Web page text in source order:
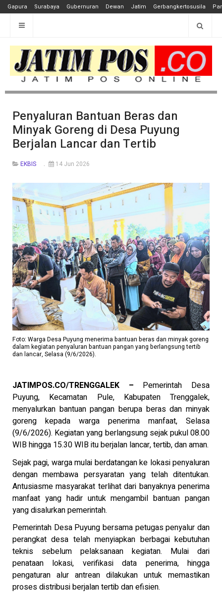
Gapura Surabaya Gubernuran Dewan Jatim Gerbangkertosusila
Penyaluran Bantuan Beras dan
Minyak Goreng di Desa Puyung
Berjalan Lancar dan Tertib
EKBIS 14 Jun 2026
Foto: Warga Desa Puyung menerima bantuan beras dan minyak goreng
dalam kegiatan penyaluran bantuan pangan yang berlangsung tertib
dan lancar, Selasa (9/6/2026).
JATIMPOS.CO/TRENGGALEK – Pemerintah Desa
Puyung, Kecamatan Pule, Kabupaten Trenggalek,
menyalurkan bantuan pangan berupa beras dan minyak
goreng kepada warga penerima manfaat, Selasa
(9/6/2026). Kegiatan yang berlangsung sejak pukul 08.00
WIB hingga 15.30 WIB itu berjalan lancar, tertib, dan aman.
Sejak pagi, warga mulai berdatangan ke lokasi penyaluran
dengan membawa persyaratan yang telah ditentukan.
Antusiasme masyarakat terlihat dari banyaknya penerima
manfaat yang hadir untuk mengambil bantuan pangan
yang disalurkan pemerintah.
Pemerintah Desa Puyung bersama petugas penyalur dan
perangkat desa telah menyiapkan berbagai kebutuhan
teknis sebelum pelaksanaan kegiatan. Mulai dari
penataan lokasi, verifikasi data penerima, hingga
pengaturan alur antrean dilakukan untuk memastikan
proses distribusi berjalan tertib dan efisien.